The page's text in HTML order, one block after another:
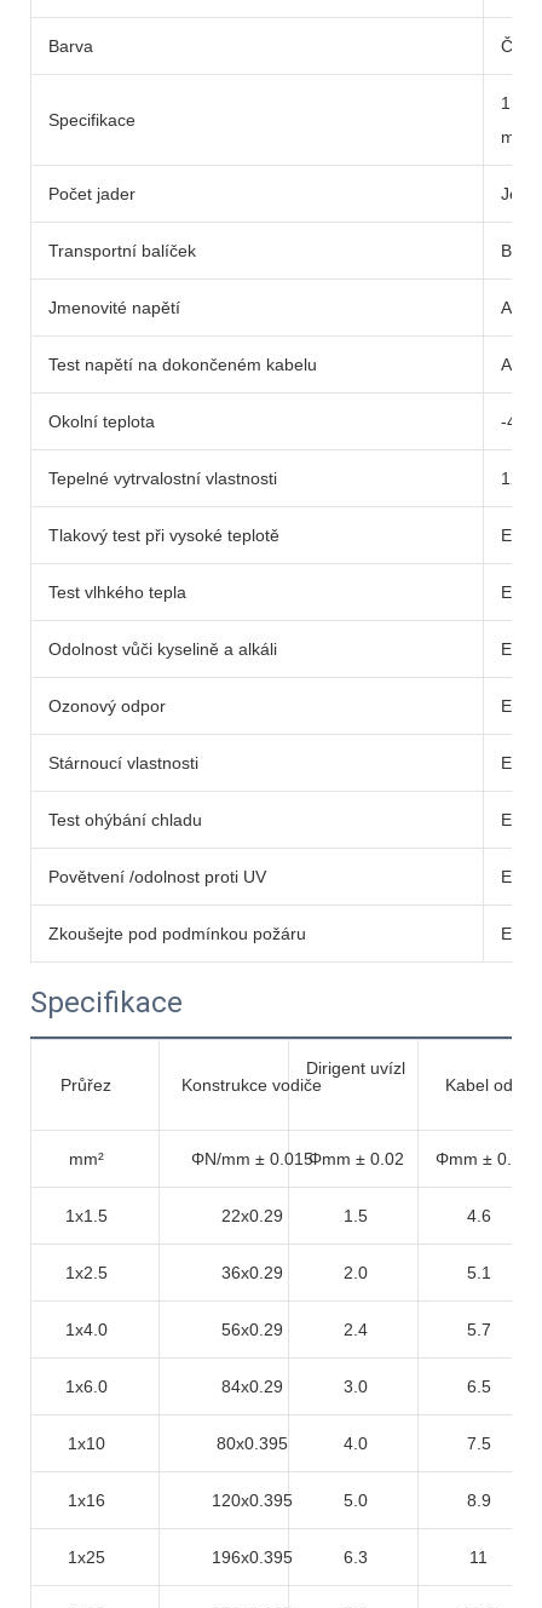
Barva
Specifikace
mm
Počet jader
Transportní balíček
Jmenovité napětí AC
Test napětí na dokončeném kabelu AC:
Okolní teplota -
Tepelné vytrvalostní vlastnosti 120
Tlakový test při vysoké teplotě
Test vlhkého tepla
Odolnost vůči kyselině a alkáli
Ozonový odpor
Stárnoucí vlastnosti
Test ohýbání chladu
Povětvení /odolnost proti UV
Zkoušejte pod podmínkou požáru
Specifikace
Průřez Konstrukce vodiče
Dirigent uvízl
Kabel od
mm² ΦN/mm ± 0.015Φmm ± 0.02 Φmm ± 0.2
1x1.5 22x0.29 1.5 4.6
1x2.5 36x0.29 2.0 5.1
1x4.0 56x0.29 2.4 5.7
1x6.0 84x0.29 3.0 6.5
1x10 80x0.395 4.0 7.5
1x16 120x0.395 5.0 8.9
1x25 196x0.395 6.3 11